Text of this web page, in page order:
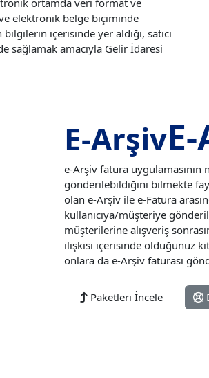
ortamda veri format ve
elektronik belge biçiminde
içerisinde yer aldığı, satıcı
sağlamak amacıyla Gelir İdaresi
E-Arşiv
e-Arşiv fatura
gönderilebildiğini bilmekte
olan e-Arşiv ile e-Fatura
kullanıcıya/müşteriye
müşterilerine alışveriş
ilişkisi içerisinde olduğunuz
onlara da e-Arşiv faturası
Paketleri İncele